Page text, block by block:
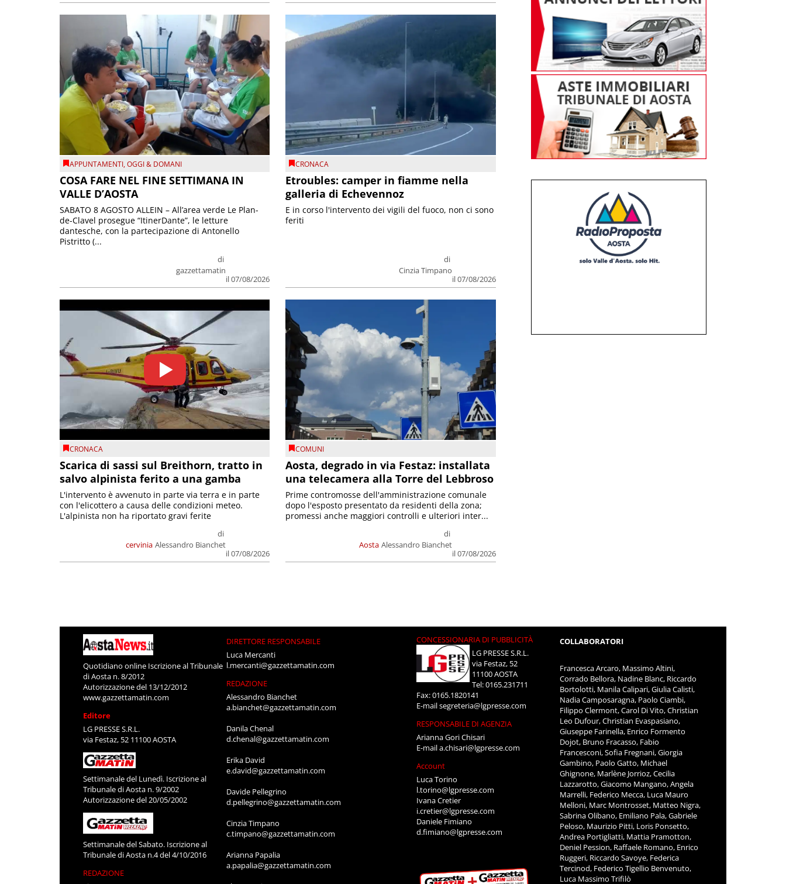
APPUNTAMENTI,OGGI & DOMANI
COSA FARE NEL FINE SETTIMANA IN
VALLE D’AOSTA
di
gazzettamatin
il 07/08/2026
SABATO 8 AGOSTO ALLEIN – All’area verde Le Plan-
de-Clavel prosegue “ItinerDante”, le letture
dantesche, con la partecipazione di Antonello
Pistritto (...
CRONACA
Etroubles: camper in fiamme nella
galleria di Echevennoz
di
Cinzia Timpano
il 07/08/2026
E in corso l'intervento dei vigili del fuoco, non ci sono
feriti
CRONACA
Scarica di sassi sul Breithorn, tratto in
salvo alpinista ferito a una gamba
cervinia
di
Alessandro Bianchet
il 07/08/2026
L'intervento è avvenuto in parte via terra e in parte
con l'elicottero a causa delle condizioni meteo.
L'alpinista non ha riportato gravi ferite
COMUNI
Aosta, degrado in via Festaz: installata
una telecamera alla Torre del Lebbroso
Aosta
di
Alessandro Bianchet
il 07/08/2026
Prime contromosse dell'amministrazione comunale
dopo l'esposto presentato da residenti della zona;
promessi anche maggiori controlli e ulteriori inter...
Quotidiano online Iscrizione al Tribunale
di Aosta n. 8/2012
Autorizzazione del 13/12/2012
www.gazzettamatin.com
Editore
LG PRESSE S.R.L.
via Festaz, 52 11100 AOSTA
Settimanale del Lunedì. Iscrizione al
Tribunale di Aosta n. 9/2002
Autorizzazione del 20/05/2002
Settimanale del Sabato. Iscrizione al
Tribunale di Aosta n.4 del 4/10/2016
REDAZIONE
DIRETTORE RESPONSABILE
Luca Mercanti
l.mercanti@gazzettamatin.com
REDAZIONE
Alessandro Bianchet
a.bianchet@gazzettamatin.com
Danila Chenal
d.chenal@gazzettamatin.com
Erika David
e.david@gazzettamatin.com
Davide Pellegrino
d.pellegrino@gazzettamatin.com
Cinzia Timpano
c.timpano@gazzettamatin.com
Arianna Papalia
a.papalia@gazzettamatin.com
CONCESSIONARIA DI PUBBLICITÀ
LG PRESSE S.R.L.
via Festaz, 52
11100 AOSTA
Tel: 0165.231711
Fax: 0165.1820141
E-mailsegreteria@lgpresse.com
RESPONSABILE DI AGENZIA
Arianna Gori Chisari
E-maila.chisari@lgpresse.com
Account
Luca Torino
l.torino@lgpresse.com
Ivana Cretier
i.cretier@lgpresse.com
Daniele Fimiano
d.fimiano@lgpresse.com
COLLABORATORI
Francesca Arcaro, Massimo Altini,
Corrado Bellora, Nadine Blanc, Riccardo
Bortolotti, Manila Calipari, Giulia Calisti,
Nadia Camposaragna, Paolo Ciambi,
Filippo Clermont, Carol Di Vito, Christian
Leo Dufour, Christian Evaspasiano,
Giuseppe Farinella, Enrico Formento
Dojot, Bruno Fracasso, Fabio
Francesconi, Sofia Fregnani, Giorgia
Gambino, Paolo Gatto, Michael
Ghignone, Marlène Jorrioz, Cecilia
Lazzarotto, Giacomo Mangano, Angela
Marrelli, Federico Mecca, Luca Mauro
Melloni, Marc Montrosset, Matteo Nigra,
Sabrina Olibano, Emiliano Pala, Gabriele
Peloso, Maurizio Pitti, Loris Ponsetto,
Andrea Portigliatti, Mattia Pramotton,
Deniel Pession, Raffaele Romano, Enrico
Ruggeri, Riccardo Savoye, Federica
Tercinod, Federico Tigellio Benvenuto,
Luca Massimo Trifilò